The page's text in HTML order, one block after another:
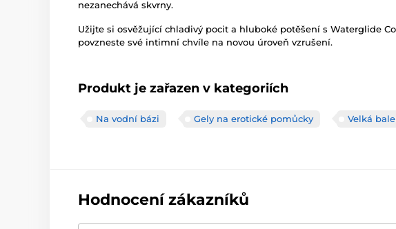
nezanechává skvrny.
Užijte si osvěžující chladivý pocit a hluboké potěšení s Waterglide
povzneste své intimní chvíle na novou úroveň vzrušení.
Produkt je zařazen v kategoriích
Na vodní bázi Gely na erotické pomůcky Velká
Hodnocení zákazníků